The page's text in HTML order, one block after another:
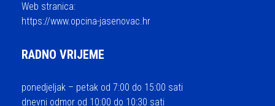
Web stranica:
https://www.opcina-jasenovac.hr
RADNO VRIJEME
ponedjeljak – petak od 7:00 do 15:00 sati
dnevni odmor od 10:00 do 10:30 sati